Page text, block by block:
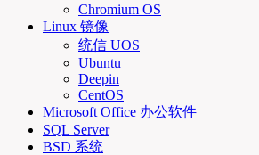
Chromium OS
Linux 镜像
统信 UOS
Ubuntu
Deepin
CentOS
Microsoft Office 办公软件
SQL Server
BSD 系统